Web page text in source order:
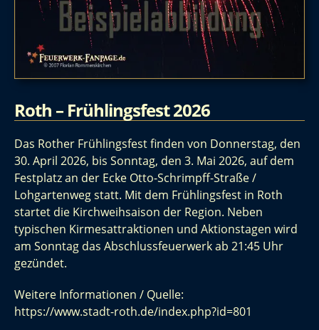
Roth – Frühlingsfest 2026
Das Rother Frühlingsfest finden von Donnerstag, den
30. April 2026, bis Sonntag, den 3. Mai 2026, auf dem
Festplatz an der Ecke Otto-Schrimpff-Straße /
Lohgartenweg statt. Mit dem Frühlingsfest in Roth
startet die Kirchweihsaison der Region. Neben
typischen Kirmesattraktionen und Aktionstagen wird
am Sonntag das Abschlussfeuerwerk ab 21:45 Uhr
gezündet.
Weitere Informationen / Quelle:
https://www.stadt-roth.de/index.php?id=801